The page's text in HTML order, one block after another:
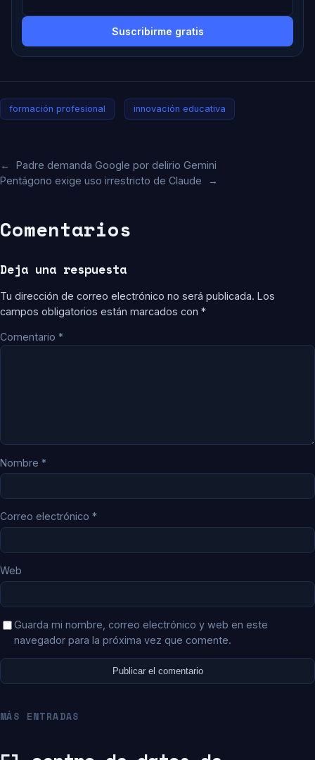
Suscribirme gratis
formación profesional innovación educativa
←
Padre demanda Google por delirio Gemini
Pentágono exige uso irrestricto de Claude
→
Comentarios
Deja una respuesta
Tu dirección de correo electrónico no será publicada. Los
campos obligatorios están marcados con *
Comentario *
Nombre *
Correo electrónico *
Web
Guarda mi nombre, correo electrónico y web en este
navegador para la próxima vez que comente.
MÁS ENTRADAS